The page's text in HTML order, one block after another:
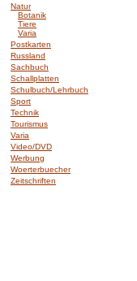
Natur
Botanik
Tiere
Varia
Postkarten
Russland
Sachbuch
Schallplatten
Schulbuch/Lehrbuch
Sport
Technik
Tourismus
Varia
Video/DVD
Werbung
Woerterbuecher
Zeitschriften